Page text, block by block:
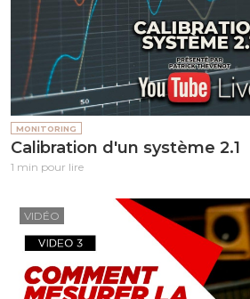
MONITORING
Calibration d'un système 2.1
1 min pour lire
VIDÉO